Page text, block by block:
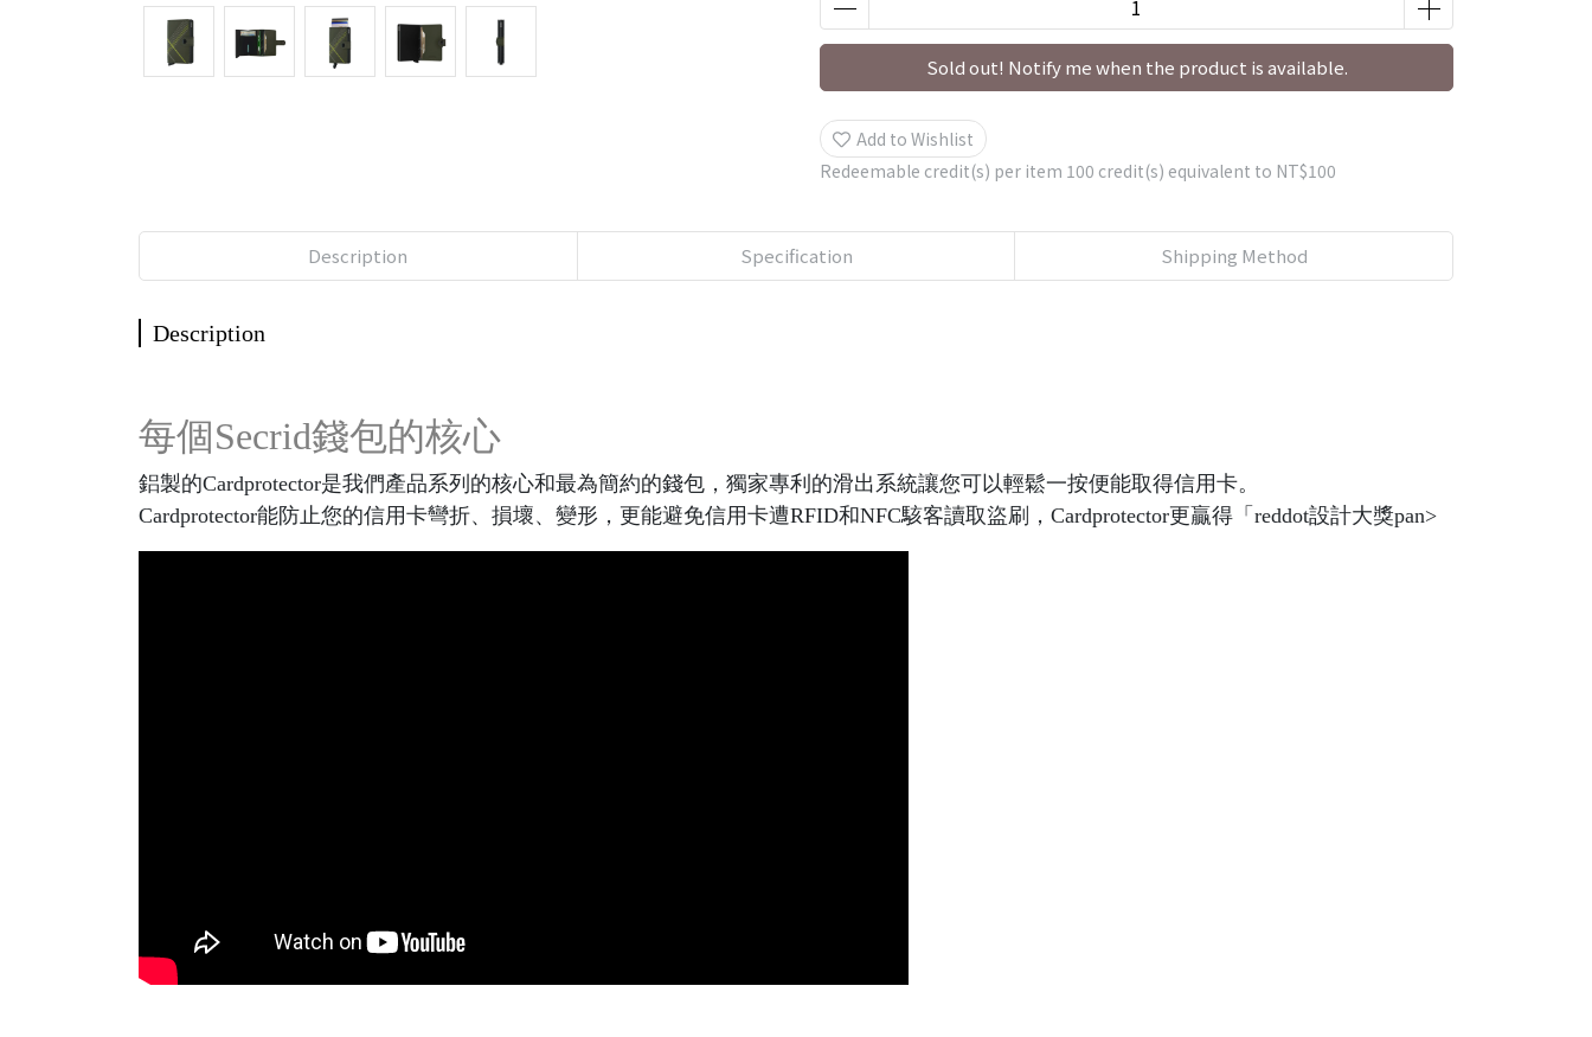
Sold out! Notify me when the product is available.
Add to Wishlist
Redeemable credit(s) per item 100 credit(s) equivalent to NT$100
Description Specification Shipping Method
Description
每個Secrid錢包的核心
鋁製的Cardprotector是我們產品系列的核心和最為簡約的錢包，獨家專利的滑出系統讓您可以輕鬆一按便能取得信用卡。
Cardprotector能防止您的信用卡彎折、損壞、變形，更能避免信用卡遭RFID和NFC駭客讀取盜刷，Cardprotector更贏得「reddot設計大獎pan>